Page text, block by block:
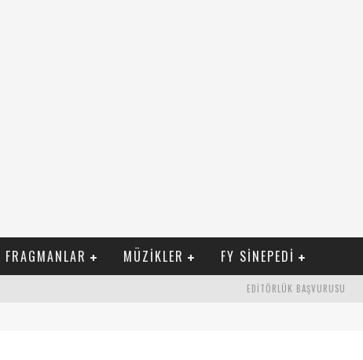
FRAGMANLAR MÜZIKLER FY SINEPEDI
EDITÖRLÜK BAŞVURUSU